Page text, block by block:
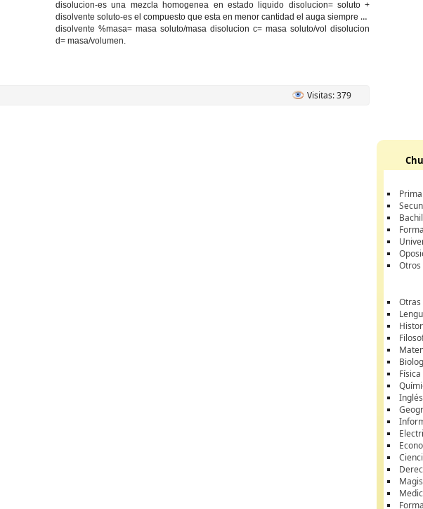
disolucion-es una mezcla homogenea en estado liquido disolucion= soluto +
disolventesoluto-es el compuesto que esta en menor cantidad el auga siempre es
disolvente %masa= masa soluto/masa disolucion c= masa soluto/vol disolucion
d= masa/volumen.
Visitas: 379
Otros
Física
Inglés